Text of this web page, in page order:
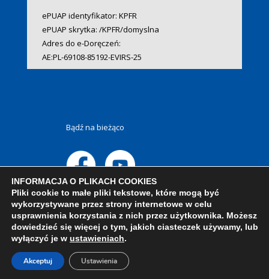
ePUAP identyfikator: KPFR
ePUAP skrytka: /KPFR/domyslna
Adres do e-Doręczeń:
AE:PL-69108-85192-EVIRS-25
Bądź na bieżąco
INFORMACJA O PLIKACH COOKIES
Pliki cookie to małe pliki tekstowe, które mogą być
wykorzystywane przez strony internetowe w celu
usprawnienia korzystania z nich przez użytkownika. Możesz
dowiedzieć się więcej o tym, jakich ciasteczek używamy, lub
wyłączyć je w ustawieniach.
Akceptuj Ustawienia